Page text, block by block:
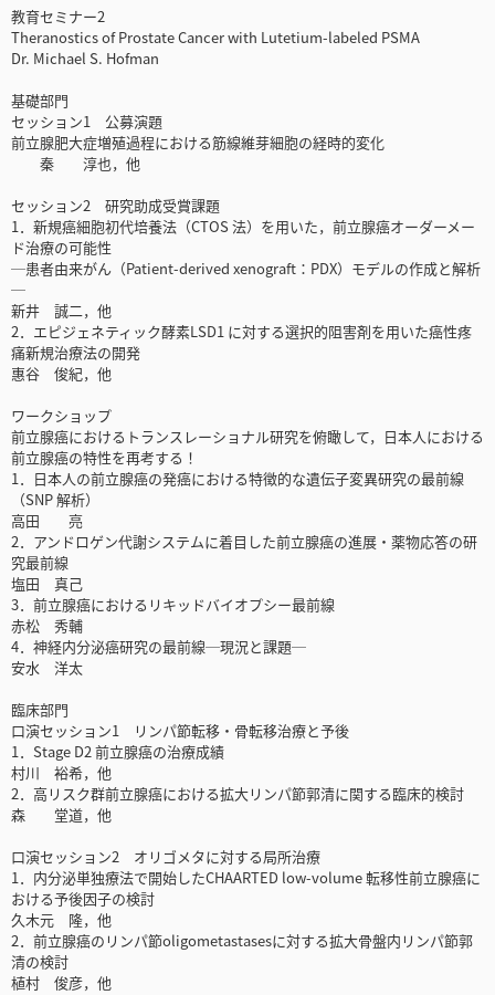
教育セミナー2
Theranostics of Prostate Cancer with Lutetium-labeled PSMA
Dr. Michael S. Hofman
基礎部門
セッション1 公募演題
前立腺肥大症増殖過程における筋線維芽細胞の経時的変化
秦 淳也，他
セッション2 研究助成受賞課題
1．新規癌細胞初代培養法（CTOS 法）を用いた，前立腺癌オーダーメー
ド治療の可能性
─患者由来がん（Patient-derived xenograft：PDX）モデルの作成と解析
─
新井 誠二，他
2．エピジェネティック酵素LSD1 に対する選択的阻害剤を用いた癌性疼
痛新規治療法の開発
惠谷 俊紀，他
ワークショップ
前立腺癌におけるトランスレーショナル研究を俯瞰して，日本人における
前立腺癌の特性を再考する！
1．日本人の前立腺癌の発癌における特徴的な遺伝子変異研究の最前線
（SNP 解析）
高田 亮
2．アンドロゲン代謝システムに着目した前立腺癌の進展・薬物応答の研
究最前線
塩田 真己
3．前立腺癌におけるリキッドバイオプシー最前線
赤松 秀輔
4．神経内分泌癌研究の最前線─現況と課題─
安水 洋太
臨床部門
口演セッション1 リンパ節転移・骨転移治療と予後
1．Stage D2 前立腺癌の治療成績
村川 裕希，他
2．高リスク群前立腺癌における拡大リンパ節郭清に関する臨床的検討
森 堂道，他
口演セッション2 オリゴメタに対する局所治療
1．内分泌単独療法で開始したCHAARTED low-volume 転移性前立腺癌に
おける予後因子の検討
久木元 隆，他
2．前立腺癌のリンパ節oligometastasesに対する拡大骨盤内リンパ節郭
清の検討
植村 俊彦，他